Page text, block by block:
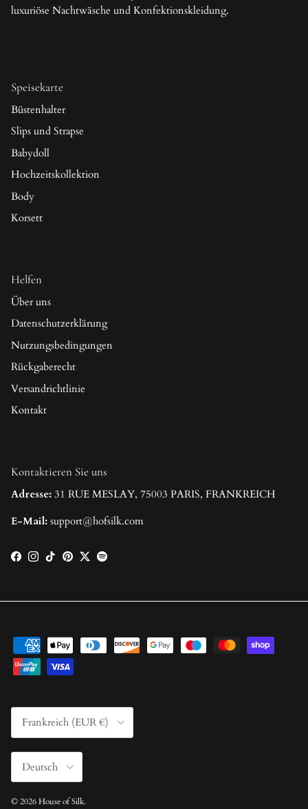
luxuriöse Nachtwäsche und Konfektionskleidung.
Speisekarte
Büstenhalter
Slips und Strapse
Babydoll
Hochzeitskollektion
Body
Korsett
Helfen
Über uns
Datenschutzerklärung
Nutzungsbedingungen
Rückgaberecht
Versandrichtlinie
Kontakt
Kontaktieren Sie uns
Adresse: 31 RUE MESLAY, 75003 PARIS, FRANKREICH
E-Mail: support@hofsilk.com
Facebook
Instagram
TikTokPinterest
TwitterSpotify
Land/Region
Frankreich (EUR €)
Sprache
Deutsch
© 2026House of Silk.